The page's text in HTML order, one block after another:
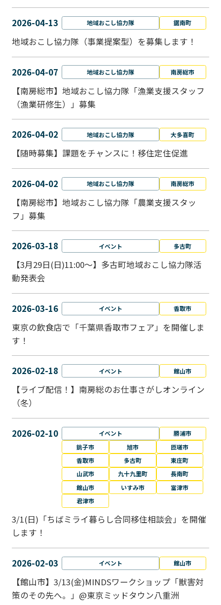
2026-04-13 地域おこし協力隊 鋸南町
地域おこし協力隊（事業提案型）を募集します！
2026-04-07 地域おこし協力隊 南房総市
【南房総市】地域おこし協力隊「漁業支援スタッフ
（漁業研修生）」募集
2026-04-02 地域おこし協力隊 大多喜町
【随時募集】課題をチャンスに！移住定住促進
2026-04-02 地域おこし協力隊 南房総市
【南房総市】地域おこし協力隊「農業支援スタッ
フ」募集
2026-03-18 イベント 多古町
【3月29日(日)11:00～】多古町地域おこし協力隊活
動発表会
2026-03-16 イベント 香取市
東京の飲食店で「千葉県香取市フェア」を開催しま
す！
2026-02-18 イベント 館山市
【ライブ配信！】南房総のお仕事さがしオンライン
（冬）
2026-02-10 イベント
勝浦市
銚子市
旭市
匝瑳市
香取市
多古町
東庄町
山武市
九十九里町
長南町
館山市
いすみ市
富津市
君津市
3/1(日)「ちばミライ暮らし合同移住相談会」を開催
します！
2026-02-03 イベント 館山市
【館山市】3/13(金)MINDSワークショップ「獣害対
策のその先へ。」@東京ミッドタウン八重洲